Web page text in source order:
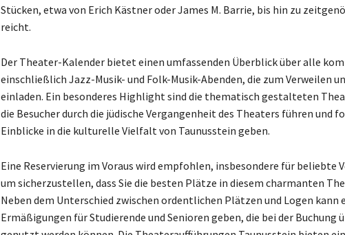
Stücken, etwa von Erich Kästner oder James M. Barrie, bis hin zu
reicht.
Der Theater-Kalender bietet einen umfassenden Überblick über alle
einschließlich Jazz-Musik- und Folk-Musik-Abenden, die zum Verweilen
einladen. Ein besonderes Highlight sind die thematisch gestalteten
die Besucher durch die jüdische Vergangenheit des Theaters führen und
Einblicke in die kulturelle Vielfalt von Taunusstein geben.
Eine Reservierung im Voraus wird empfohlen, insbesondere für beliebte
um sicherzustellen, dass Sie die besten Plätze in diesem charmanten
Neben dem Unterschied zwischen ordentlichen Plätzen und Logen kann
Ermäßigungen für Studierende und Senioren geben, die bei der Buchung